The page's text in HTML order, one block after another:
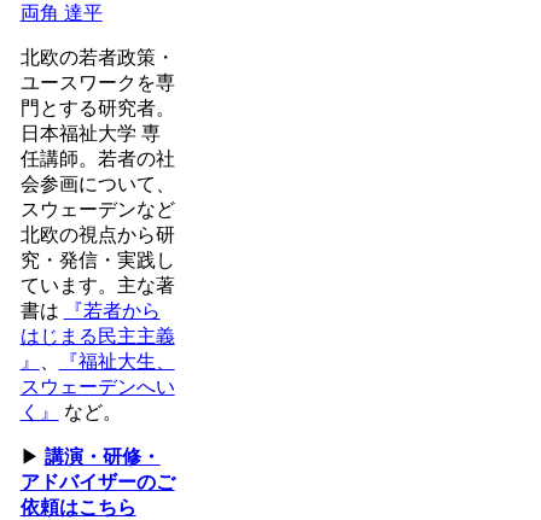
両角 達平
北欧の若者政策・
ユースワークを専
門とする研究者。
日本福祉大学 専
任講師。若者の社
会参画について、
スウェーデンなど
北欧の視点から研
究・発信・実践し
ています。主な著
書は
『若者から
はじまる民主主義
』
、
『福祉大生、
スウェーデンへい
く』
など。
▶ 講演・研修・
アドバイザーのご
依頼はこちら